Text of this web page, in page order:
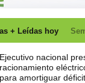
+ Leídas hoy
nacional
amortiguar